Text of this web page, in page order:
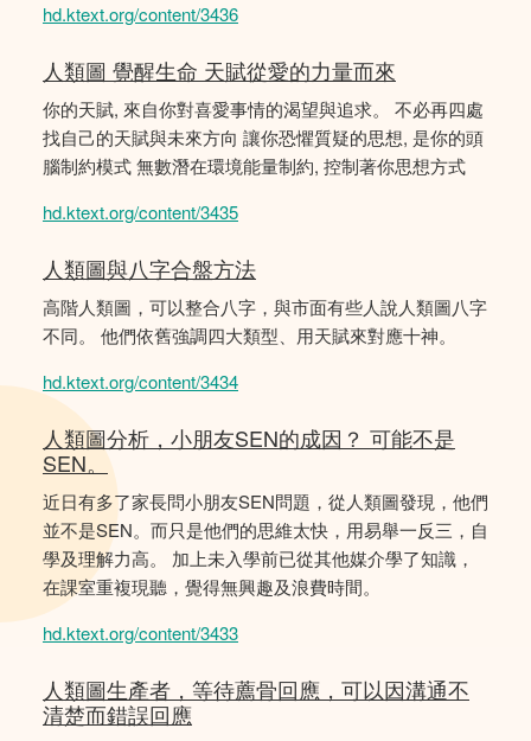
hd.ktext.org/content/3436
人類圖 覺醒生命 天賦從愛的力量而來
你的天賦, 來自你對喜愛事情的渴望與追求。 不必再四處
找自己的天賦與未來方向 讓你恐懼質疑的思想, 是你的頭
腦制約模式 無數潛在環境能量制約, 控制著你思想方式
hd.ktext.org/content/3435
人類圖與八字合盤方法
高階人類圖，可以整合八字，與市面有些人說人類圖八字
不同。 他們依舊強調四大類型、用天賦來對應十神。
hd.ktext.org/content/3434
人類圖分析，小朋友SEN的成因？ 可能不是
SEN。
近日有多了家長問小朋友SEN問題，從人類圖發現，他們
並不是SEN。而只是他們的思維太快，用易舉一反三，自
學及理解力高。 加上未入學前已從其他媒介學了知識，
在課室重複現聽，覺得無興趣及浪費時間。
hd.ktext.org/content/3433
人類圖生產者，等待薦骨回應，可以因溝通不
清楚而錯誤回應